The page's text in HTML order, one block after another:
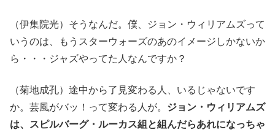
（伊集院光）そうなんだ。僕、ジョン・ウィリアムズって
いうのは、もうスターウォーズのあのイメージしかないか
ら・・・ジャズやってた人なんですか？
（菊地成孔）途中から了見変わる人、いるじゃないです
か。芸風がバッ！って変わる人が。 ジョン・ウィリアムズ
は、スピルバーグ・ルーカス組と組んだらあれになっちゃ